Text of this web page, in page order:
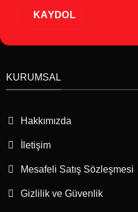
KURUMSAL
Hakkımızda
İletişim
Mesafeli Satış Sözleşmesi
Gizlilik ve Güvenlik